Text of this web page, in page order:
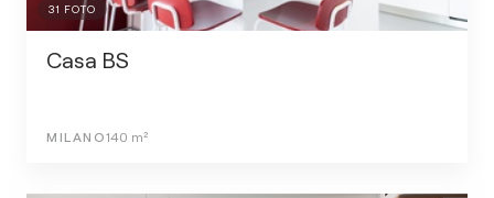
31 FOTO
Casa BS
MILANO140 m²